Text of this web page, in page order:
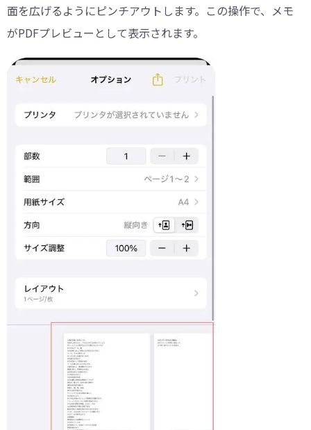
面を広げるようにピンチアウトします。この操作で、メモ
がPDFプレビューとして表示されます。